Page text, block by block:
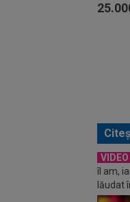
VIDEO
îl am,
lăudat